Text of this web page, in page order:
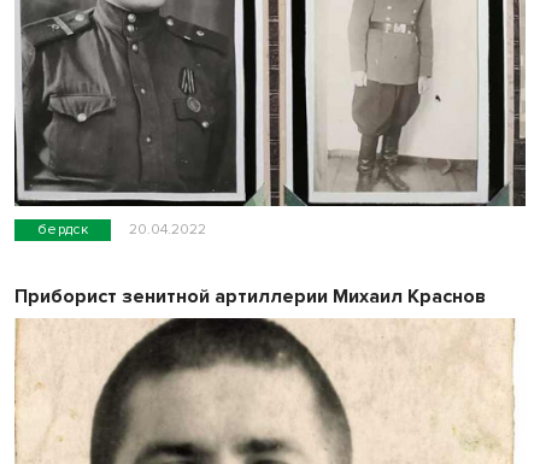
бердск 20.04.2022
Приборист зенитной артиллерии Михаил Краснов